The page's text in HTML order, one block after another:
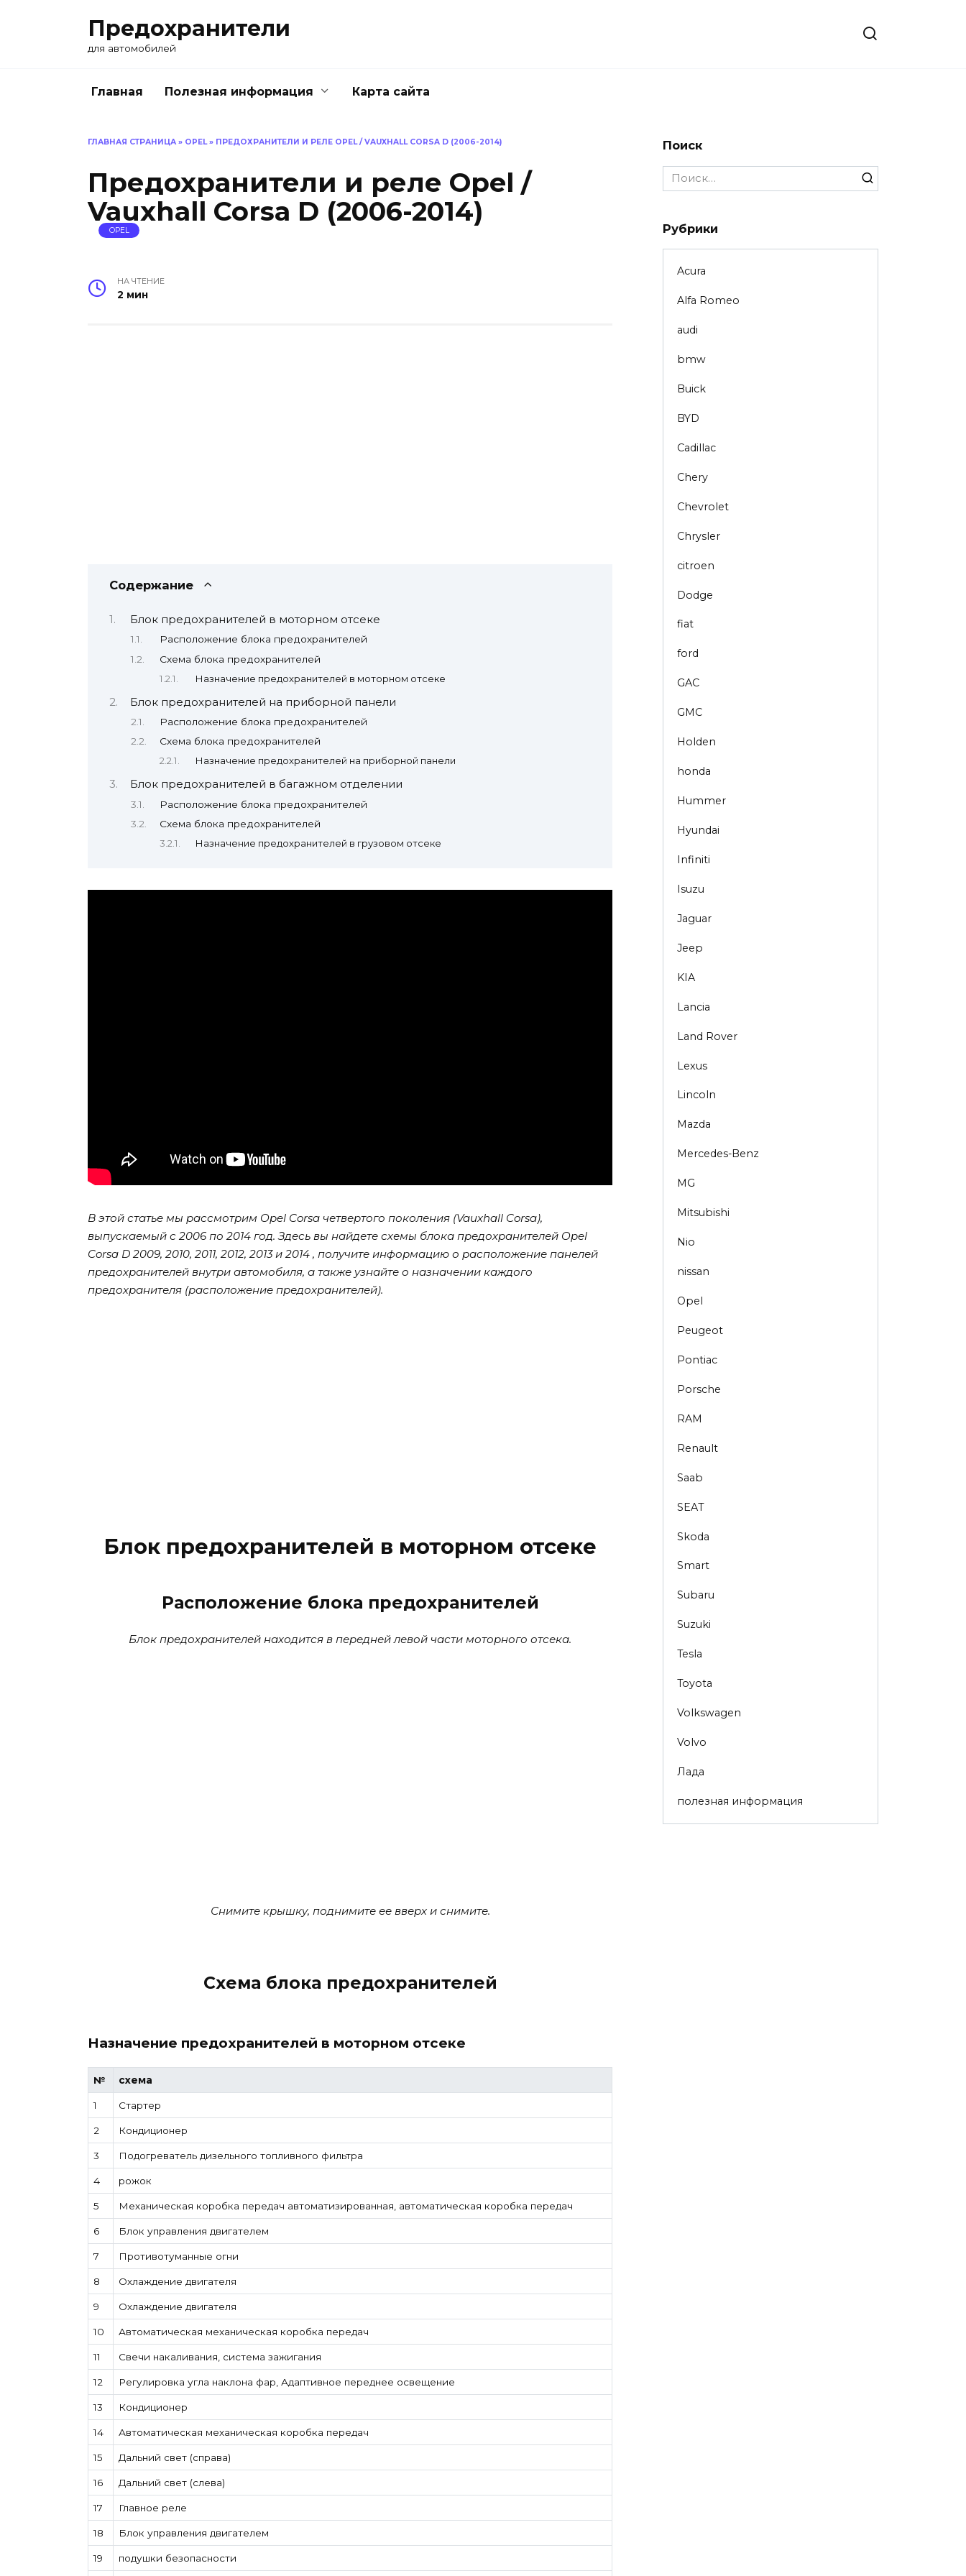
Предохранители
для автомобилей
Главная Полезная информация Карта сайта
ГЛАВНАЯ СТРАНИЦА » OPEL» ПРЕДОХРАНИТЕЛИ И РЕЛЕ OPEL / VAUXHALL CORSA D (2006-2014)
Предохранители и реле Opel /
Vauxhall Corsa D (2006-2014)
OPEL
НА ЧТЕНИЕ
2 мин
Содержание
Блок предохранителей в моторном отсеке
Расположение блока предохранителей
Схема блока предохранителей
Назначение предохранителей в моторном отсеке
Блок предохранителей на приборной панели
Расположение блока предохранителей
Схема блока предохранителей
Назначение предохранителей на приборной панели
Блок предохранителей в багажном отделении
Расположение блока предохранителей
Схема блока предохранителей
Назначение предохранителей в грузовом отсеке
В этой статье мы рассмотрим Opel Corsa четвертого поколения (Vauxhall Corsa),
выпускаемый с 2006 по 2014 год. Здесь вы найдете схемы блока предохранителей Opel
Corsa D 2009, 2010, 2011, 2012, 2013 и 2014 , получите информацию о расположение панелей
предохранителей внутри автомобиля, а также узнайте о назначении каждого
предохранителя (расположение предохранителей).
Блок предохранителей в моторном отсеке
Расположение блока предохранителей
Блок предохранителей находится в передней левой части моторного отсека.
Снимите крышку, поднимите ее вверх и снимите.
Схема блока предохранителей
Назначение предохранителей в моторном отсеке
№ схема
1 Стартер
2 Кондиционер
3 Подогреватель дизельного топливного фильтра
4 рожок
5 Механическая коробка передач автоматизированная, автоматическая коробка передач
6 Блок управления двигателем
7 Противотуманные огни
8 Охлаждение двигателя
9 Охлаждение двигателя
10 Автоматическая механическая коробка передач
11 Свечи накаливания, система зажигания
12 Регулировка угла наклона фар, Адаптивное переднее освещение
13 Кондиционер
14 Автоматическая механическая коробка передач
15 Дальний свет (справа)
16 Дальний свет (слева)
17 Главное реле
18 Блок управления двигателем
19 подушки безопасности
Поиск
Search
for:
Рубрики
Acura
Alfa Romeo
audi
bmw
Buick
BYD
Cadillac
Chery
Chevrolet
Chrysler
citroen
Dodge
fiat
ford
GAC
GMC
Holden
honda
Hummer
Hyundai
Infiniti
Isuzu
Jaguar
Jeep
KIA
Lancia
Land Rover
Lexus
Lincoln
Mazda
Mercedes-Benz
MG
Mitsubishi
Nio
nissan
Opel
Peugeot
Pontiac
Porsche
RAM
Renault
Saab
SEAT
Skoda
Smart
Subaru
Suzuki
Tesla
Toyota
Volkswagen
Volvo
Лада
полезная информация